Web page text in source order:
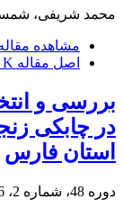
محمد شریفی،
مشاهده
اصل مقاله K
بررسی و
در چابکی
استان فارس
دوره 48، شماره 2، 1396، صفحه